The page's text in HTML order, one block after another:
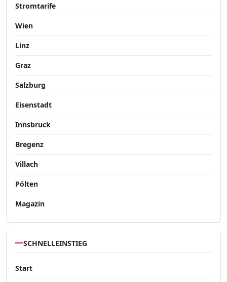
Stromtarife
Wien
Linz
Graz
Salzburg
Eisenstadt
Innsbruck
Bregenz
Villach
Pölten
Magazin
SCHNELLEINSTIEG
Start